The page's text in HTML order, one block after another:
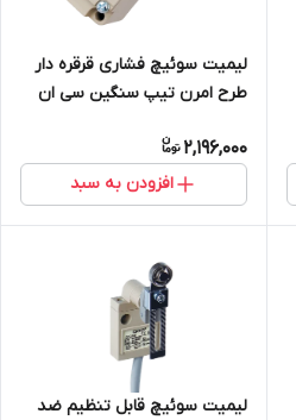
لیمیت سوئیچ فشاری قرقره دار
طرح امرن تیپ سنگین سی ان
2,196,000
افزودن به سبد
لیمیت سوئیچ قابل تنظیم ضد